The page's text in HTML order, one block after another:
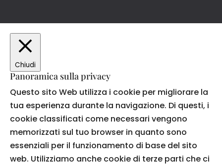
Chiudi
Panoramica sulla privacy
Questo sito Web utilizza i cookie per migliorare la
tua esperienza durante la navigazione. Di questi, i
cookie classificati come necessari vengono
memorizzati sul tuo browser in quanto sono
essenziali per il funzionamento di base del sito
web. Utilizziamo anche cookie di terze parti che ci